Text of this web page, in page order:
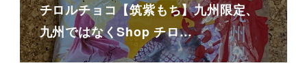
チロルチョコ【筑紫もち】九州限定、
九州ではなくShop チロ…